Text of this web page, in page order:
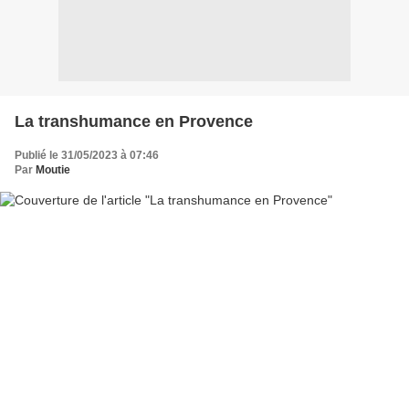
La transhumance en Provence
Publié le 31/05/2023 à 07:46
Par Moutie